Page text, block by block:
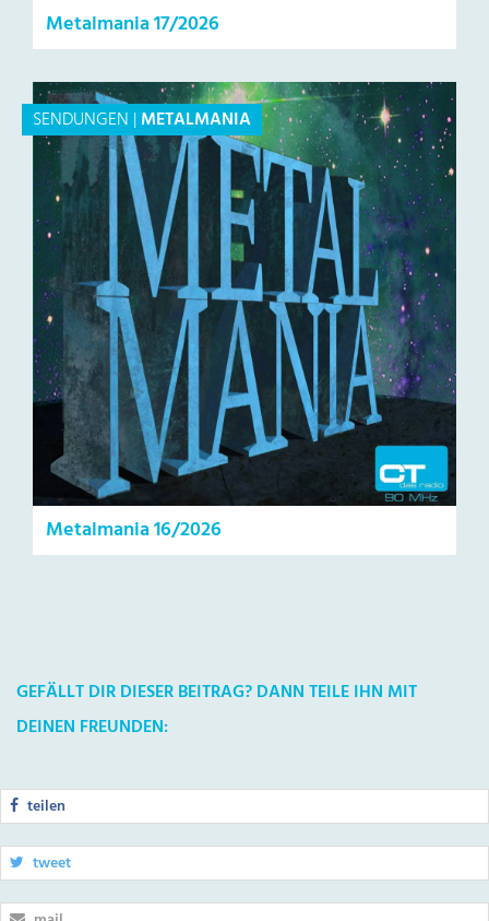
Metalmania 17/2026
SENDUNGEN |METALMANIA
Metalmania 16/2026
GEFÄLLT DIR DIESER BEITRAG? DANN TEILE IHN MIT
DEINEN FREUNDEN:
teilen
tweet